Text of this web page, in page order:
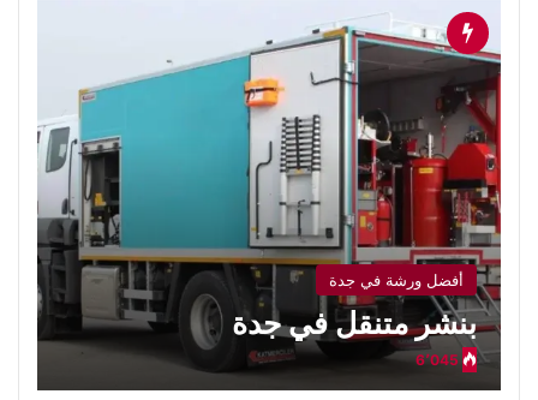
أفضل ورشة في جدة
بنشر متنقل في جدة
6٬045